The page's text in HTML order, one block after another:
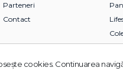
Parteneri
Contact
© 2026 Grupul Editorial TREI.
cookies. Continuarea